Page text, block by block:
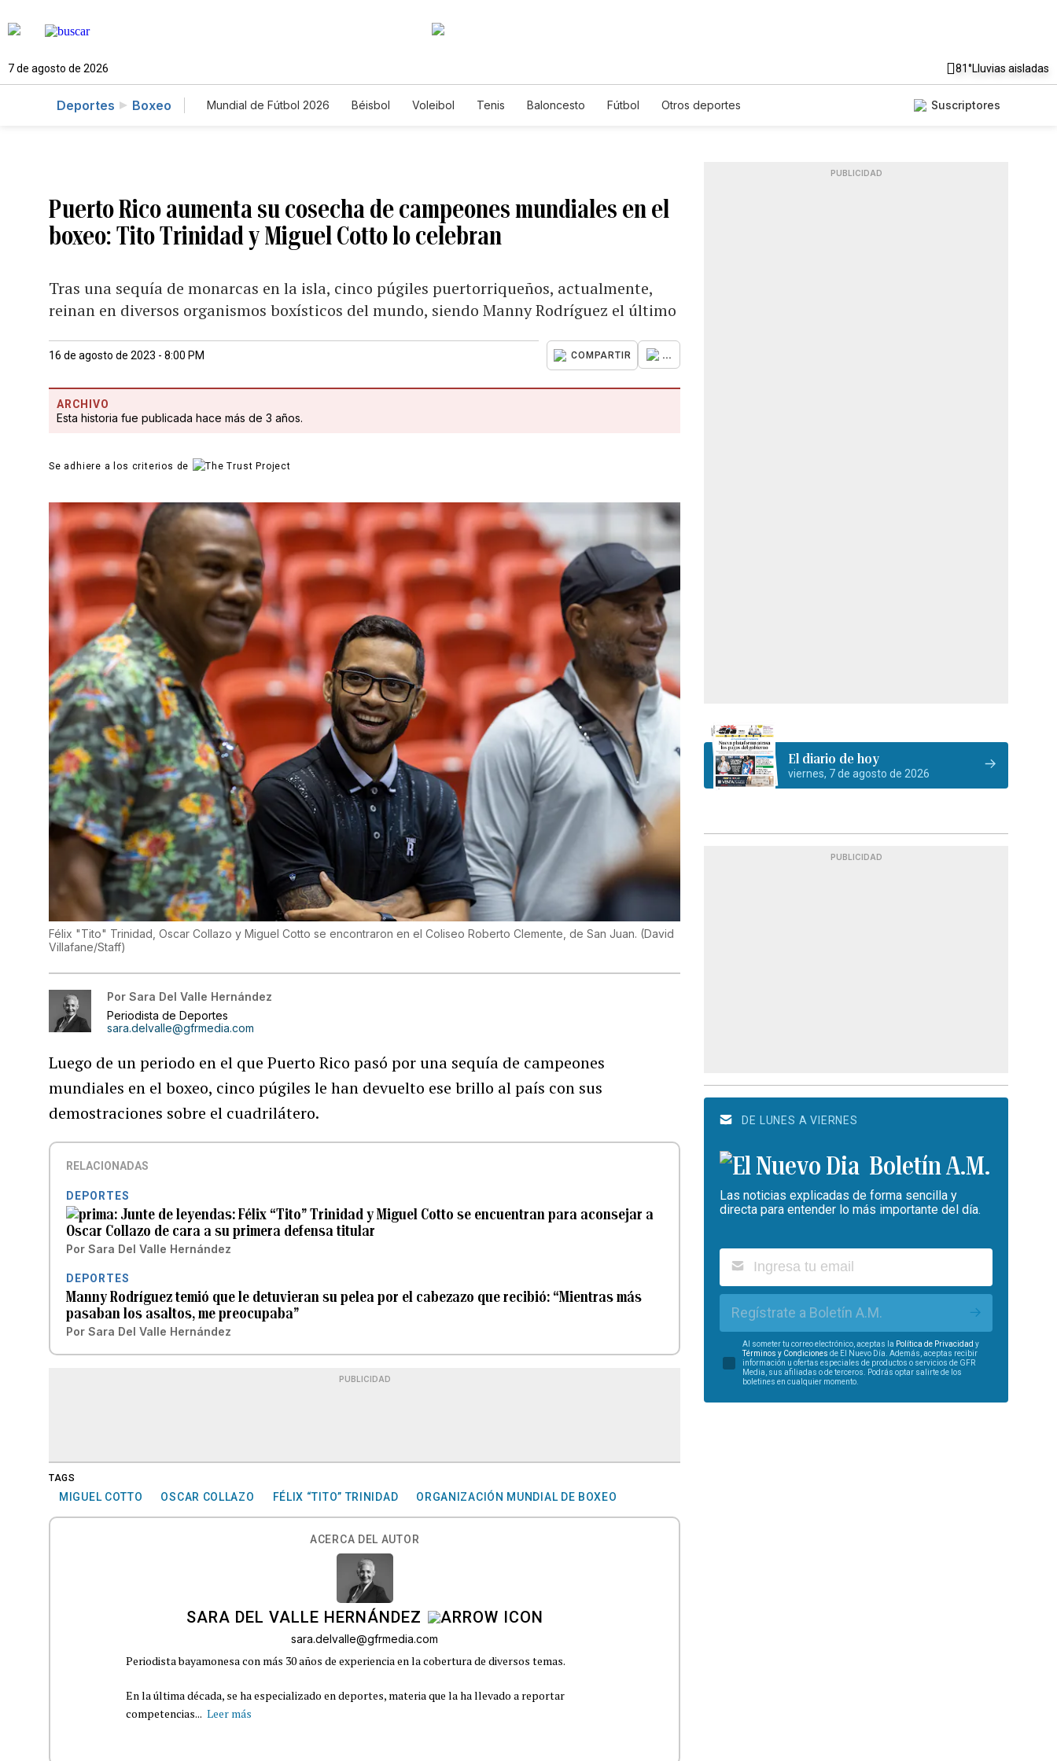
7 de agosto de 2026 81°Lluvias aisladas
Deportes Boxeo Mundial de Fútbol 2026 Béisbol Voleibol Tenis Baloncesto Fútbol Otros deportes Suscriptores
Puerto Rico aumenta su cosecha de campeones mundiales en el
boxeo: Tito Trinidad y Miguel Cotto lo celebran
Tras una sequía de monarcas en la isla, cinco púgiles puertorriqueños, actualmente,
reinan en diversos organismos boxísticos del mundo, siendo Manny Rodríguez el último
16 de agosto de 2023 - 8:00 PM COMPARTIR ...
ARCHIVO
Esta historia fue publicada hace más de 3 años.
Se adhiere a los criterios de
Félix "Tito" Trinidad, Oscar Collazo y Miguel Cotto se encontraron en el Coliseo Roberto Clemente, de San Juan. (David
Villafane/Staff)
Por Sara Del Valle Hernández
Periodista de Deportes
sara.delvalle@gfrmedia.com
Luego de un periodo en el que Puerto Rico pasó por una sequía de campeones
mundiales en el boxeo, cinco púgiles le han devuelto ese brillo al país con sus
demostraciones sobre el cuadrilátero.
RELACIONADAS
DEPORTES
Junte de leyendas: Félix “Tito” Trinidad y Miguel Cotto se encuentran para aconsejar a
Oscar Collazo de cara a su primera defensa titular
Por Sara Del Valle Hernández
DEPORTES
Manny Rodríguez temió que le detuvieran su pelea por el cabezazo que recibió: “Mientras más
pasaban los asaltos, me preocupaba”
Por Sara Del Valle Hernández
PUBLICIDAD
TAGS
MIGUEL COTTO OSCAR COLLAZO FÉLIX “TITO” TRINIDAD ORGANIZACIÓN MUNDIAL DE BOXEO
ACERCA DEL AUTOR
SARA DEL VALLE HERNÁNDEZ
sara.delvalle@gfrmedia.com
Periodista bayamonesa con más 30 años de experiencia en la cobertura de diversos temas.
En la última década, se ha especializado en deportes, materia que la ha llevado a reportar
competencias... Leer más
PUBLICIDAD
El diario de hoy
viernes, 7 de agosto de 2026
PUBLICIDAD
DE LUNES A VIERNES
Boletín A.M.
Las noticias explicadas de forma sencilla y
directa para entender lo más importante del día.
Regístrate a Boletín A.M.
Al someter tu correo electrónico, aceptas la Política de Privacidad y
Términos y Condiciones de El Nuevo Día. Además, aceptas recibir
información u ofertas especiales de productos o servicios de GFR
Media, sus afiliadas o de terceros. Podrás optar salirte de los
boletines en cualquier momento.